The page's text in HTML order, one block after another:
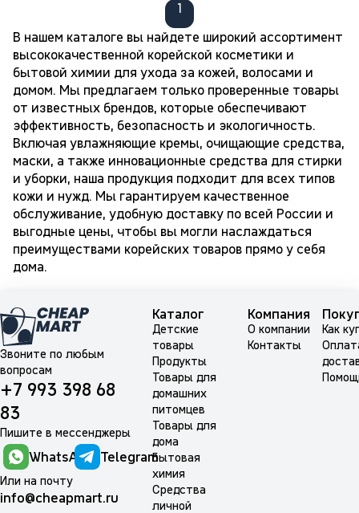
1
В нашем каталоге вы найдете широкий ассортимент
высококачественной корейской косметики и
бытовой химии для ухода за кожей, волосами и
домом. Мы предлагаем только проверенные товары
от известных брендов, которые обеспечивают
эффективность, безопасность и экологичность.
Включая увлажняющие кремы, очищающие средства,
маски, а также инновационные средства для стирки
и уборки, наша продукция подходит для всех типов
кожи и нужд. Мы гарантируем качественное
обслуживание, удобную доставку по всей России и
выгодные цены, чтобы вы могли наслаждаться
преимуществами корейских товаров прямо у себя
дома.
Звоните по любым
вопросам
+7 993 398 68
83
Пишите в мессенджеры
WhatsApp Telegram
Или на почту
info@cheapmart.ru
Каталог
Детские
товары
Продукты
Товары для
домашних
питомцев
Товары для
дома
Бытовая
химия
Средства
личной
Компания
О компании
Контакты
Как